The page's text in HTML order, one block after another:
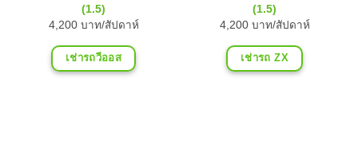
(1.5)
4,200 บาท/สัปดาห์
เช่ารถวีออส
(1.5)
4,200 บาท/สัปดาห์
เช่ารถ ZX